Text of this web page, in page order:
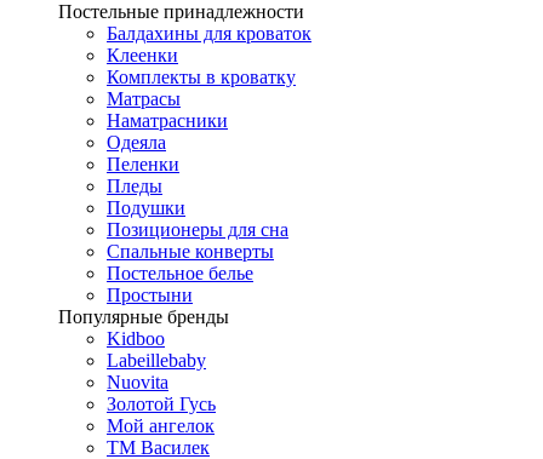
Постельные принадлежности
Балдахины для кроваток
Клеенки
Комплекты в кроватку
Матрасы
Наматрасники
Одеяла
Пеленки
Пледы
Подушки
Позиционеры для сна
Спальные конверты
Постельное белье
Простыни
Популярные бренды
Kidboo
Labeillebaby
Nuovita
Золотой Гусь
Мой ангелок
ТМ Василек